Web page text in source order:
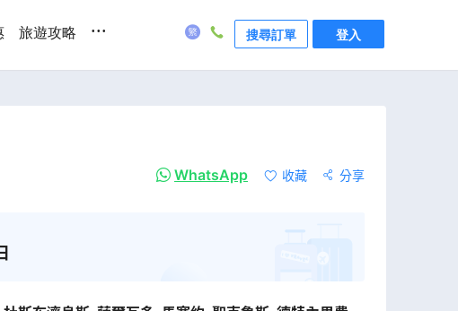
旅遊攻略 ... 搜尋訂單 登入
WhatsApp 收藏
分享